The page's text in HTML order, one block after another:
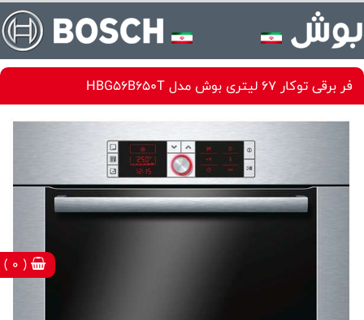
( 0 )
فر برقی توکار 67 لیتری بوش مدل HBG56B650T